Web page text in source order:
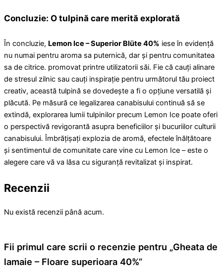
Concluzie: O tulpină care merită explorată
În concluzie, Lemon Ice – Superior Blüte 40% iese în evidență
nu numai pentru aroma sa puternică, dar și pentru comunitatea
sa de citrice. promovat printre utilizatorii săi. Fie că cauți alinare
de stresul zilnic sau cauți inspirație pentru următorul tău proiect
creativ, această tulpină se dovedește a fi o opțiune versatilă și
plăcută. Pe măsură ce legalizarea canabisului continuă să se
extindă, explorarea lumii tulpinilor precum Lemon Ice poate oferi
o perspectivă revigorantă asupra beneficiilor și bucuriilor culturii
canabisului. Îmbrățișați explozia de aromă, efectele înălțătoare
și sentimentul de comunitate care vine cu Lemon Ice – este o
alegere care vă va lăsa cu siguranță revitalizat și inspirat.
Recenzii
Nu există recenzii până acum.
Fii primul care scrii o recenzie pentru „Gheata de
lamaie – Floare superioara 40%”